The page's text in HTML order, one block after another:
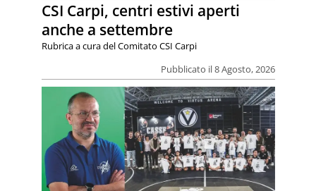
CSI Carpi, centri estivi aperti
anche a settembre
Pubblicato il 8 Agosto, 2026
Rubrica a cura del Comitato CSI Carpi